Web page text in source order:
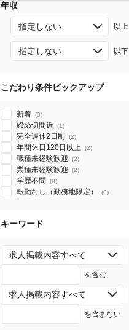
年収
指定しない 以上
指定しない 以下
こだわり条件ピックアップ
新着 (0)
締め切間近 (1)
完全週休2日制 (2)
年間休日120日以上 (2)
職種未経験歓迎 (2)
業種未経験歓迎 (2)
学歴不問 (0)
転勤なし（勤務地限定） (0)
キーワード
求人掲載内容すべて
を含む
求人掲載内容すべて
を含まない